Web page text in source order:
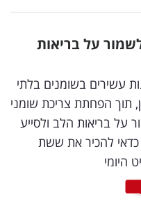
לשמור על בריאות
עשירים בשומנים בלתי
תוך הפחתת צריכת שומני
על בריאות הלב ולסייע
כדאי להכיר את ששת
היומי